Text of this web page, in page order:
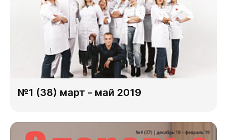
№1 (38) март - май 2019